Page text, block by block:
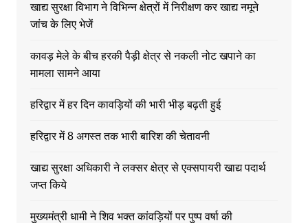
खाद्य सुरक्षा विभाग ने विभिन्न क्षेत्रों में निरीक्षण कर खाद्य नमूने
जांच के लिए भेजें
कावड़ मेले के बीच हरकी पैड़ी क्षेत्र से नकली नोट खपाने का
मामला सामने आया
हरिद्वार में हर दिन कावड़ियों की भारी भीड़ बढ़ती हुई
हरिद्वार में 8 अगस्त तक भारी बारिश की चेतावनी
खाद्य सुरक्षा अधिकारी ने लक्सर क्षेत्र से एक्सपायरी खाद्य पदार्थ
जप्त किये
मुख्यमंत्री धामी ने शिव भक्त कांवड़ियों पर पुष्प वर्षा की